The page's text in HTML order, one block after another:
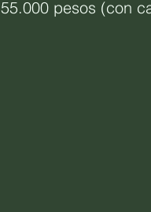
55.000 pesos (con